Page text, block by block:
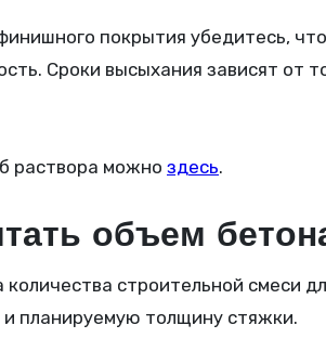
покрытия убедитесь,
Сроки высыхания зависят от
раствора можно здесь.
объем
количества строительной смеси
планируемую толщину стяжки.